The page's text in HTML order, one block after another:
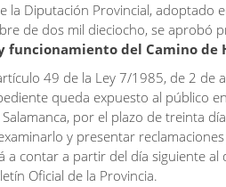
la Diputación Provincial, adoptado
de dos mil dieciocho, se aprobó
funcionamiento del Camino de
49 de la Ley 7/1985, de 2 de
queda expuesto al público
por el plazo de treinta
y presentar
a contar a partir del día siguiente al
Oficial de la Provincia.